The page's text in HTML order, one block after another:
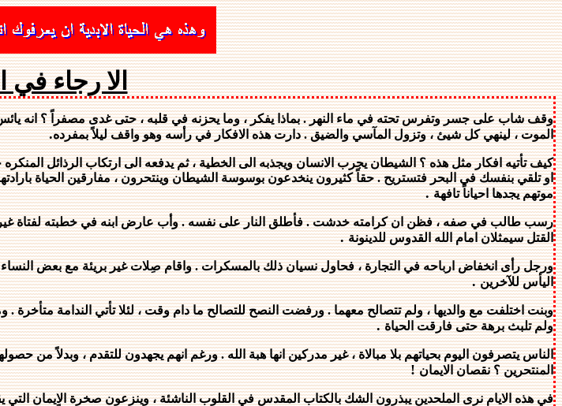
الا رجاء في
وقف شاب على جسر وتفرس تحته في ماء النهر . بماذا يفكر ، وما يحزنه في قلبه ، حتى غدى مصفراً ؟ انه
الموت ، لينهي كل شيئ ، وتزول المآسي والضيق . دارت هذه الافكار في رأسه وهو واقف ليلاً بمفرده.
كيف تأتيه افكار مثل هذه ؟ الشيطان يجرب الانسان ويجذبه الى الخطية ، ثم يدفعه الى ارتكاب الرذائل
او تلقي بنفسك في البحر فتستريح . حقاً كثيرون ينخدعون بوسوسة الشيطان وينتحرون ، مفارقين الحياة
موتهم يجدها احياناً تافهة.
رسب طالب في صفه ، فظن ان كرامته خدشت . فأطلق النار على نفسه . وأب عارض ابنه في خطبته لفتاة غير
القتل سيمثلان امام الله القدوس للدينونة.
ورجل رأى انخفاض ارباحه في التجارة ، فحاول نسيان ذلك بالمسكرات . واقام صِلات غير بريئة مع بعض النساء
اليأس للآخرين.
وبنت اختلفت مع والديها ، ولم تتصالح معهما . ورفضت النصح للتصالح ما دام وقت ، لئلا تأتي الندامة
ولم تلبث برهة حتى فارقت الحياة.
الناس يتصرفون اليوم بحياتهم بلا مبالاة ، غير مدركين انها هبة الله . ورغم انهم يجهدون للتقدم ، وبدلاً من
المنتحرين ؟ نقصان الايمان!
في هذه الايام نرى الملحدين يبذرون الشك بالكتاب المقدس في القلوب الناشئة ، وينزعون صخرة الايمان